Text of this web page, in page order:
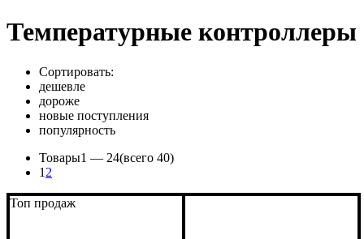
Температурные контроллеры
Сортировать:
дешевле
дороже
новые поступления
популярность
Товары1 — 24(всего 40)
1 2
Топ продаж